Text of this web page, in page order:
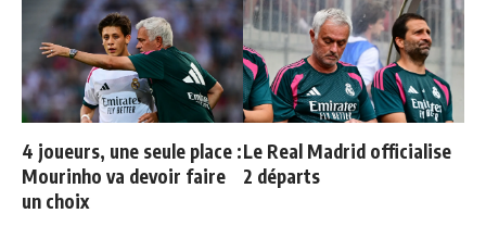
4 joueurs, une seule place :
Mourinho va devoir faire
un choix
Le Real Madrid officialise
2 départs